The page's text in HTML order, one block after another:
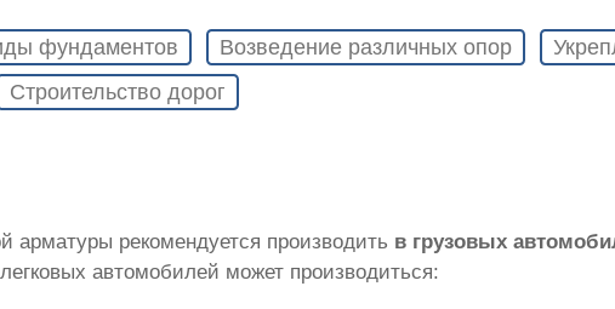
фундаментов Возведение различных опор
Строительство дорог
арматуры рекомендуется производить в грузовых
автомобилей может производиться: